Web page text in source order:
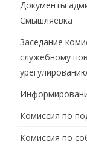
Документы
Смышляевка
Заседание
служебному
Комиссия по
Комиссия по